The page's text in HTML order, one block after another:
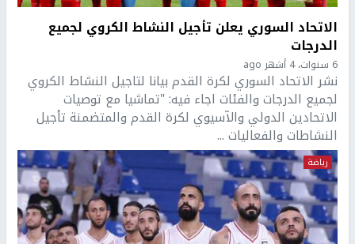
الاتحاد السوري يعلن تأجيل النشاط الكروي لجميع
الدرجات
6 سنوات، 4 أشهر ago
نشر الاتحاد السوري لكرة القدم بيانا لتاجيل النشاط الكروي
لجميع الدرجات والفئات اجاء فيه: "تماشيا مع توصيات
الاتحادين الدولي والآسيوي لكرة القدم والمتضمنة تأجيل
النشاطات والفعاليات ...
رياضة